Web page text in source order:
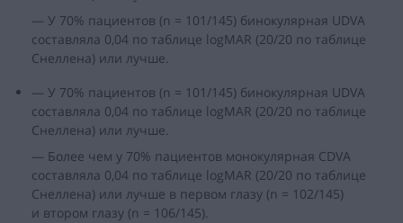
— У 70% пациентов (n = 101/145) бинокулярная UDVA
составляла 0,04 по таблице logMAR (20/20 по таблице
Снеллена) или лучше.
— У 70% пациентов (n = 101/145) бинокулярная UDVA
составляла 0,04 по таблице logMAR (20/20 по таблице
Снеллена) или лучше.
— Более чем у 70% пациентов монокулярная CDVA
составляла 0,04 по таблице logMAR (20/20 по таблице
Снеллена) или лучше в первом глазу (n = 102/145)
и втором глазу (n = 106/145).